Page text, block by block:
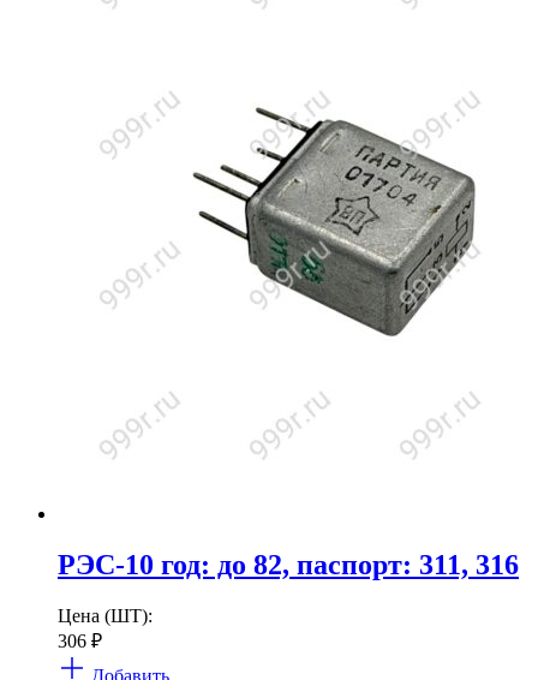
РЭС-10 год: до 82, паспорт: 311, 316
Цена (ШТ):
306 ₽
Добавить